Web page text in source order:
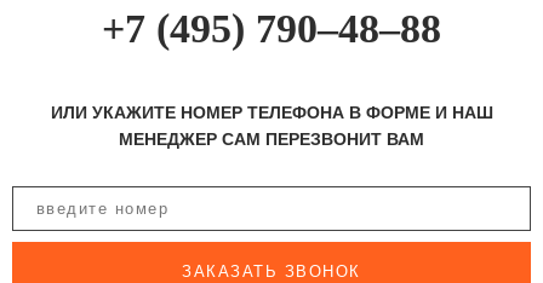
+7 (495) 790–48–88
ИЛИ УКАЖИТЕ НОМЕР ТЕЛЕФОНА В ФОРМЕ И НАШ
МЕНЕДЖЕР САМ ПЕРЕЗВОНИТ ВАМ
ЗАКАЗАТЬ ЗВОНОК